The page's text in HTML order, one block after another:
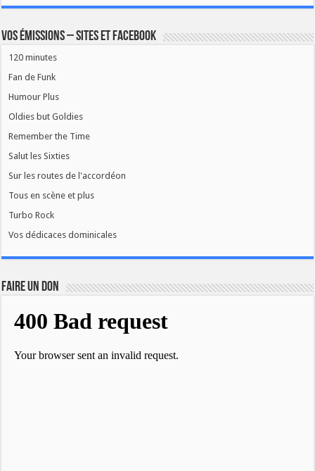
Vos émissions – Sites et Facebook
120 minutes
Fan de Funk
Humour Plus
Oldies but Goldies
Remember the Time
Salut les Sixties
Sur les routes de l'accordéon
Tous en scène et plus
Turbo Rock
Vos dédicaces dominicales
FAIRE UN DON